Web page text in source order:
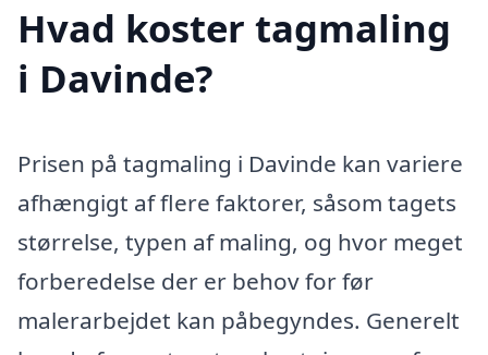
Hvad koster tagmaling
i Davinde?
Prisen på tagmaling i Davinde kan variere
afhængigt af flere faktorer, såsom tagets
størrelse, typen af maling, og hvor meget
forberedelse der er behov for før
malerarbejdet kan påbegyndes. Generelt